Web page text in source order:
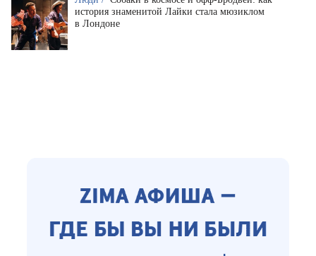
история знаменитой Лайки стала мюзиклом
в Лондоне